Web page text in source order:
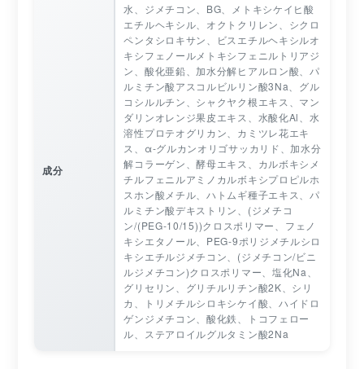
成分
水、ジメチコン、BG、メトキシケイヒ酸
エチルヘキシル、オクトクリレン、シクロ
ペンタシロキサン、ビスエチルヘキシルオ
キシフェノールメトキシフェニルトリアジ
ン、酸化亜鉛、加水分解ヒアルロン酸、パ
ルミチン酸アスコルビルリン酸3Na、グル
コシルルチン、シャクヤク根エキス、マン
ダリンオレンジ果皮エキス、水酸化Al、水
溶性プロテオグリカン、カミツレ花エキ
ス、α-グルカンオリゴサッカリド、加水分
解コラーゲン、酵母エキス、カルボキシメ
チルフェニルアミノカルボキシプロピルホ
スホン酸メチル、ハトムギ種子エキス、パ
ルミチン酸デキストリン、(ジメチコ
ン/(PEG-10/15))クロスポリマー、フェノ
キシエタノール、PEG-9ポリジメチルシロ
キシエチルジメチコン、(ジメチコン/ビニ
ルジメチコン)クロスポリマー、塩化Na、
グリセリン、グリチルリチン酸2K、シリ
カ、トリメチルシロキシケイ酸、ハイドロ
ゲンジメチコン、酸化鉄、トコフェロー
ル、ステアロイルグルタミン酸2Na